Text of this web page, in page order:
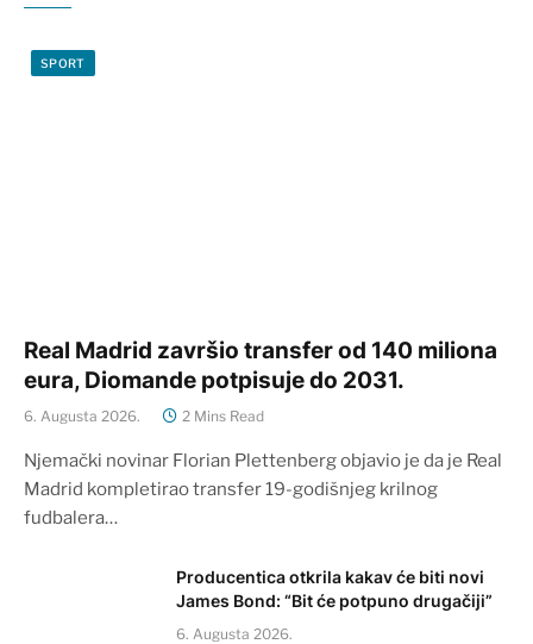
SPORT
Real Madrid završio transfer od 140 miliona
eura, Diomande potpisuje do 2031.
6. Augusta 2026. 2 Mins Read
Njemački novinar Florian Plettenberg objavio je da je Real
Madrid kompletirao transfer 19-godišnjeg krilnog
fudbalera…
Producentica otkrila kakav će biti novi
James Bond: “Bit će potpuno drugačiji”
6. Augusta 2026.